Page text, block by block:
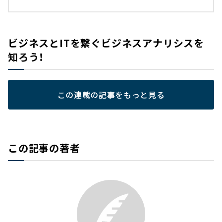
ビジネスとITを繋ぐビジネスアナリシスを
知ろう！
この連載の記事をもっと見る
この記事の著者